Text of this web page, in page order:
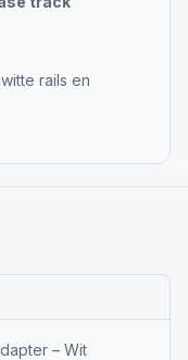
rails en
– Wit